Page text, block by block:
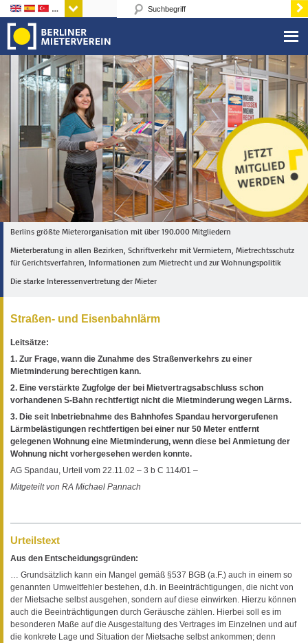
Sprachen
Berlins größte Mieterorganisation mit über 190.000 Mitgliedern
Mieterberatung in allen Bezirken, Schriftverkehr mit Vermietern, Mietrechtsschutz
für Gerichtsverfahren, Informationen zum Mietrecht und zur Wohnungspolitik
Die starke Interessenvertretung der Mieter
Straßen- und Eisenbahnlärm
Leitsätze:
1. Zur Frage, wann die Zunahme des Straßenverkehrs zu einer
Mietminderung berechtigen kann.
2. Eine verstärkte Zugfolge der bei Mietvertragsabschluss schon
vorhandenen S-Bahn rechtfertigt nicht die Mietminderung wegen Lärms.
3. Die seit Inbetriebnahme des Bahnhofes Spandau hervorgerufenen
Lärmbelästigungen rechtfertigen bei einer nur 50 Meter entfernt
gelegenen Wohnung eine Mietminderung, wenn diese bei Anmietung der
Wohnung nicht vorhergesehen werden konnte.
AG Spandau, Urteil vom 22.11.02 – 3 b C 114/01 –
Mitgeteilt von RA Michael Pannach
Urteilstext
Aus den Entscheidungsgründen:
… Grundsätzlich kann ein Mangel gemäß §537 BGB (a.F.) auch in einem so
genannten Umweltfehler bestehen, d.h. in Beeinträchtigungen, die nicht von
der Mietsache selbst ausgehen, sondern auf diese einwirken. Hierzu können
auch die Beeinträchtigungen durch Geräusche zählen. Hierbei soll es im
besonderen Maße auf die Ausgestaltung des Vertrages im Einzelnen und auf
die konkrete Lage und Situation der Mietsache selbst ankommen; denn